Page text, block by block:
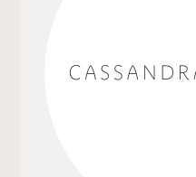
Restaurants